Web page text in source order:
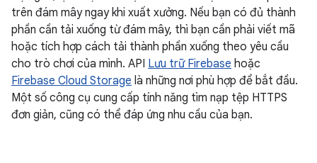
trên đám mây ngay khi xuất xưởng. Nếu bạn có đủ thành
phần cần tải xuống từ đám mây, thì bạn cần phải viết mã
hoặc tích hợp cách tải thành phần xuống theo yêu cầu
cho trò chơi của mình. API Lưu trữ Firebase hoặc
Firebase Cloud Storage là những nơi phù hợp để bắt đầu.
Một số công cụ cung cấp tính năng tìm nạp tệp HTTPS
đơn giản, cũng có thể đáp ứng nhu cầu của bạn.